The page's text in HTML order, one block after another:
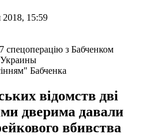
2018, 15:59
Бабченка
відомств дві
дверима давали
вбивства